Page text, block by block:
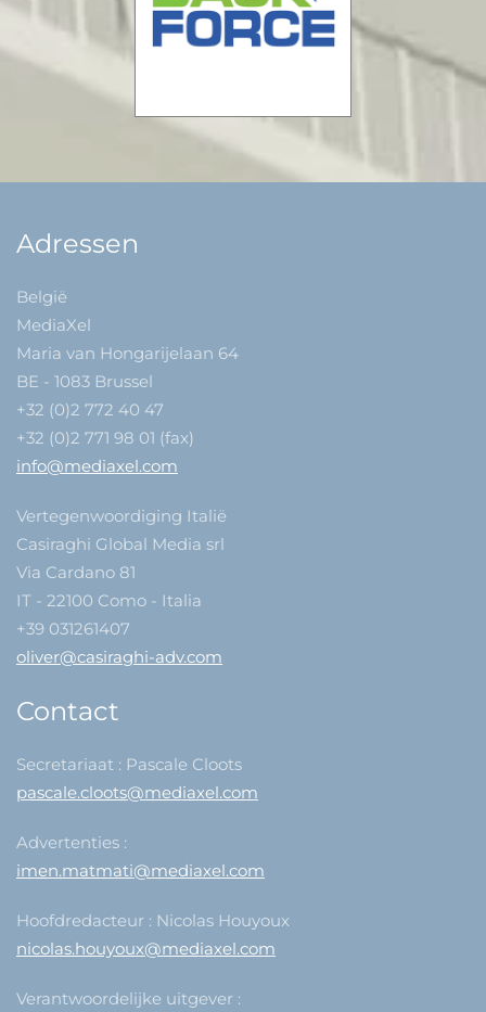
Adressen
België
MediaXel
Maria van Hongarijelaan 64
BE - 1083 Brussel
+32 (0)2 772 40 47
+32 (0)2 771 98 01 (fax)
info@mediaxel.com
Vertegenwoordiging Italië
Casiraghi Global Media srl
Via Cardano 81
IT - 22100 Como - Italia
+39 031261407
oliver@casiraghi-adv.com
Contact
Secretariaat : Pascale Cloots
pascale.cloots@mediaxel.com
Advertenties :
imen.matmati@mediaxel.com
Hoofdredacteur : Nicolas Houyoux
nicolas.houyoux@mediaxel.com
Verantwoordelijke uitgever :